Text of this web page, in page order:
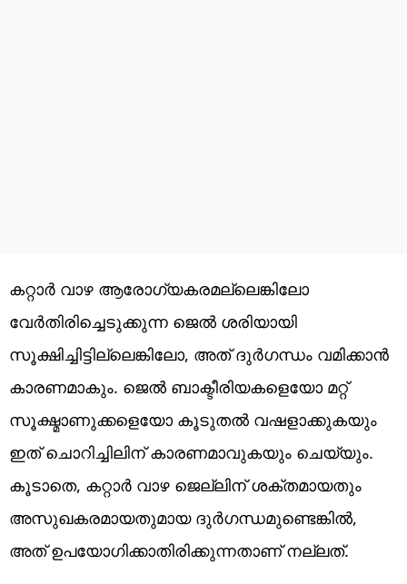
കറ്റാർ വാഴ ആരോഗ്യകരമല്ലെങ്കിലോ
വേർതിരിച്ചെടുക്കുന്ന ജെൽ ശരിയായി
സൂക്ഷിച്ചിട്ടില്ലെങ്കിലോ, അത് ദുർഗന്ധം വമിക്കാൻ
കാരണമാകും. ജെൽ ബാക്ടീരിയകളെയോ മറ്റ്
സൂക്ഷ്മാണുക്കളെയോ കൂടുതൽ വഷളാക്കുകയും
ഇത് ചൊറിച്ചിലിന് കാരണമാവുകയും ചെയ്യും.
കൂടാതെ, കറ്റാർ വാഴ ജെല്ലിന് ശക്തമായതും
അസുഖകരമായതുമായ ദുർഗന്ധമുണ്ടെങ്കിൽ,
അത് ഉപയോ​ഗിക്കാതിരിക്കുന്നതാണ് നല്ലത്.